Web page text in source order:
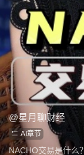
@星月聊财经
AI章节
NACHO交易是什么？